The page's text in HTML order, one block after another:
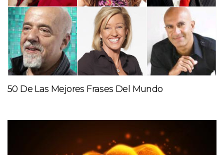
50 De Las Mejores Frases Del Mundo